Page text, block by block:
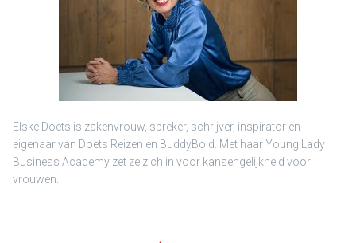
Elske Doets is zakenvrouw, spreker, schrijver, inspirator en
eigenaar van Doets Reizen en BuddyBold. Met haar Young Lady
Business Academy zet ze zich in voor kansengelijkheid voor
vrouwen.